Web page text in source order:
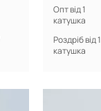
Опт від 1
катушка
Роздріб від 1
катушка